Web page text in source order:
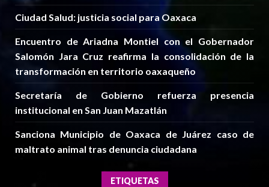
Ciudad Salud: justicia social para Oaxaca
Encuentro de Ariadna Montiel con el Gobernador
Salomón Jara Cruz reafirma la consolidación de la
transformación en territorio oaxaqueño
Secretaría de Gobierno refuerza presencia
institucional en San Juan Mazatlán
Sanciona Municipio de Oaxaca de Juárez caso de
maltrato animal tras denuncia ciudadana
ETIQUETAS